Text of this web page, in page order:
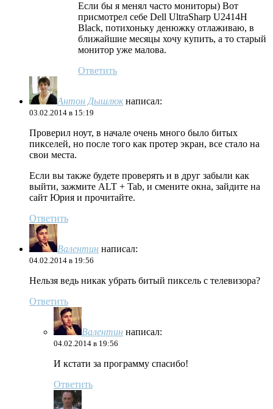
Если бы я менял часто мониторы) Вот
присмотрел себе Dell UltraSharp U2414H
Black, потихоньку денюжку отлаживаю, в
ближайшие месяцы хочу купить, а то старый
монитор уже малова.
Ответить
Антон Дышлюк написал:
03.02.2014 в 15:19
Проверил ноут, в начале очень много было битых
пикселей, но после того как протер экран, все стало на
свои места.
Если вы также будете проверять и в друг забыли как
выйти, зажмите ALT + Tab, и смените окна, зайдите на
сайт Юрия и прочитайте.
Ответить
Валентин написал:
04.02.2014 в 19:56
Нельзя ведь никак убрать битый пиксель с телевизора?
Ответить
Валентин написал:
04.02.2014 в 19:56
И кстати за программу спасибо!
Ответить